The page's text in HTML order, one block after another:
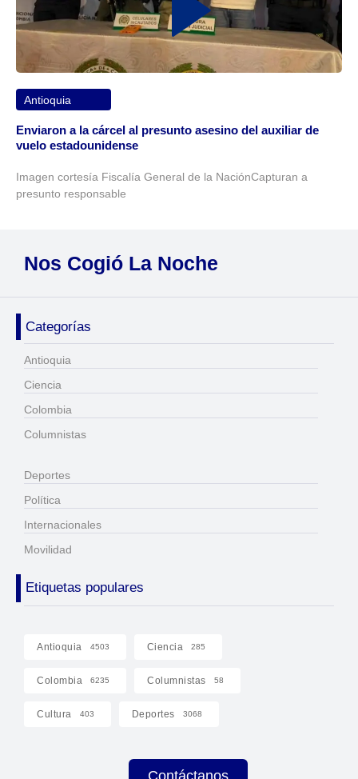
Antioquia
Enviaron a la cárcel al presunto asesino del auxiliar de
vuelo estadounidense
Imagen cortesía Fiscalía General de la NaciónCapturan a
presunto responsable
Nos Cogió La Noche
Categorías
Antioquia
Ciencia
Colombia
Columnistas
Deportes
Política
Internacionales
Movilidad
Etiquetas populares
Antioquia 4503 Ciencia 285
Colombia 6235 Columnistas 58
Cultura 403 Deportes 3068